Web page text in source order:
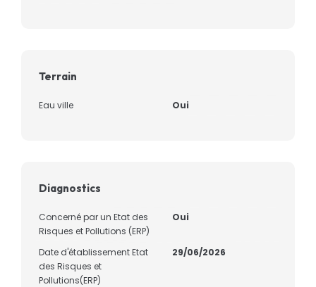
Terrain
Eau ville Oui
Diagnostics
Concerné par un Etat des
Risques et Pollutions (ERP)
Oui
Date d'établissement Etat
des Risques et
Pollutions(ERP)
29/06/2026